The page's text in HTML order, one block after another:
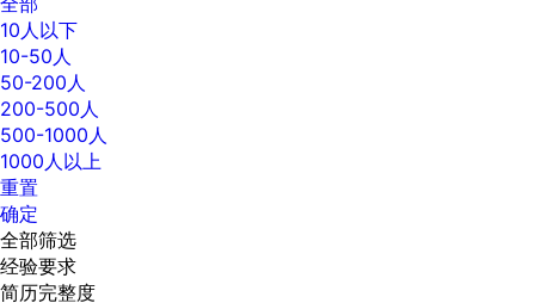
10人以下
10-50人
50-200人
200-500人
500-1000人
1000人以上
重置
确定
全部筛选
经验要求
简历完整度